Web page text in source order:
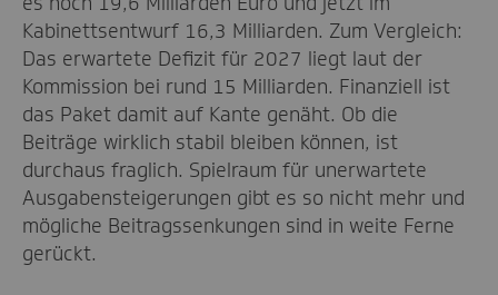
Kabinettsentwurf 16,3 Milliarden. Zum Vergleich:
Das erwartete Defizit für 2027 liegt laut der
Kommission bei rund 15 Milliarden. Finanziell ist
das Paket damit auf Kante genäht. Ob die
Beiträge wirklich stabil bleiben können, ist
durchaus fraglich. Spielraum für unerwartete
Ausgabensteigerungen gibt es so nicht mehr und
mögliche Beitragssenkungen sind in weite Ferne
gerückt.